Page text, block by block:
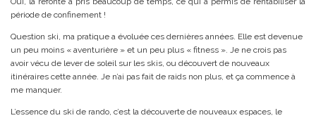
période de confinement !
Question ski, ma pratique a évoluée ces dernières années. Elle est devenue
un peu moins « aventurière » et un peu plus « fitness ». Je ne crois pas
avoir vécu de lever de soleil sur les skis, ou découvert de nouveaux
itinéraires cette année. Je n’ai pas fait de raids non plus, et ça commence à
me manquer.
L’essence du ski de rando, c’est la découverte de nouveaux espaces, le